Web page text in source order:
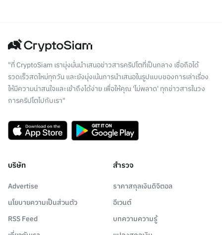
"ที่ CryptoSiam เรามุ่งมั่นนำเสนอข่าวสารคริปโตที่เป็นกลาง เชื่อถือได้
รวดเร็วสดใหม่ทุกวัน และยังมุ่งเน้นการนำเสนอในรูปแบบของการเล่าเรื่อง
ให้มีความน่าสนใจและเข้าถึงได้ง่าย เพื่อให้คุณ 'ไม่พลาด' ทุกข่าวสารในวง
การคริปโตไปกับเรา"
บริษัท
Advertise
นโยบายความเป็นส่วนตัว
RSS Feed
สำรวจ
ราคาสกุลเงินดิจิตอล
อีเวนต์
บทความความรู้